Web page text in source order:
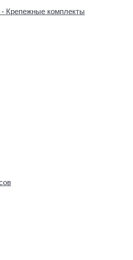
Крепежные комплекты